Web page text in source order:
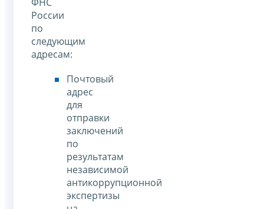
России
по
следующим
адресам:
Почтовый
адрес
для
отправки
заключений
по
результатам
независимой
антикоррупционной
экспертизы